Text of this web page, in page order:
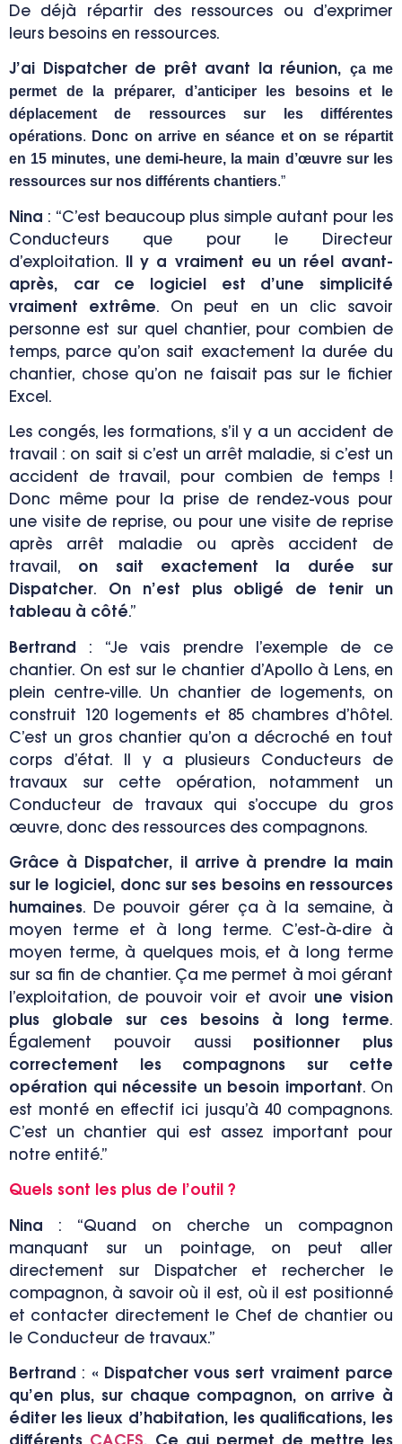
De déjà répartir des ressources ou d’exprimer
leurs besoins en ressources.
J’ai Dispatcher de prêt avant la réunion, ça me
permet de la préparer, d’anticiper les besoins et le
déplacement de ressources sur les différentes
opérations. Donc on arrive en séance et on se répartit
en 15 minutes, une demi-heure, la main d’œuvre sur les
ressources sur nos différents chantiers.”
Nina : “C’est beaucoup plus simple autant pour les
Conducteurs que pour le Directeur
d’exploitation.
Il y a vraiment eu un réel avant-
après, car ce logiciel est d’une simplicité
vraiment extrême. On peut en un clic savoir
personne est sur quel chantier, pour combien de
temps, parce qu’on sait exactement la durée du
chantier, chose qu’on ne faisait pas sur le fichier
Excel.
Les congés, les formations, s’il y a un accident de
travail : on sait si c’est un arrêt maladie, si c’est un
accident de travail, pour combien de temps !
Donc même pour la prise de rendez-vous pour
une visite de reprise, ou pour une visite de reprise
après arrêt maladie ou après accident de
travail, on sait exactement la durée sur
Dispatcher. On n’est plus obligé de tenir un
tableau à côté.”
Bertrand : “Je vais prendre l’exemple de ce
chantier. On est sur le chantier d’Apollo à Lens, en
plein centre-ville. Un chantier de logements, on
construit 120 logements et 85 chambres d’hôtel.
C’est un gros chantier qu’on a décroché en tout
corps d’état. Il y a plusieurs Conducteurs de
travaux sur cette opération, notamment un
Conducteur de travaux qui s’occupe du gros
œuvre, donc des ressources des compagnons.
Grâce à Dispatcher, il arrive à prendre la main
sur le logiciel, donc sur ses besoins en ressources
humaines. De pouvoir gérer ça à la semaine, à
moyen terme et à long terme. C’est-à-dire à
moyen terme, à quelques mois, et à long terme
sur sa fin de chantier. Ça me permet à moi gérant
l’exploitation, de pouvoir voir et avoir une vision
plus globale sur ces besoins à long terme.
Également pouvoir aussi positionner plus
correctement les compagnons sur cette
opération qui nécessite un besoin important. On
est monté en effectif ici jusqu’à 40 compagnons.
C’est un chantier qui est assez important pour
notre entité.”
Quels sont les plus de l’outil ?
Nina : “Quand on cherche un compagnon
manquant sur un pointage, on peut aller
directement sur Dispatcher et rechercher le
compagnon, à savoir où il est, où il est positionné
et contacter directement le Chef de chantier ou
le Conducteur de travaux.”
Bertrand : « Dispatcher vous sert vraiment parce
qu’en plus, sur chaque compagnon, on arrive à
éditer les lieux d’habitation, les qualifications, les